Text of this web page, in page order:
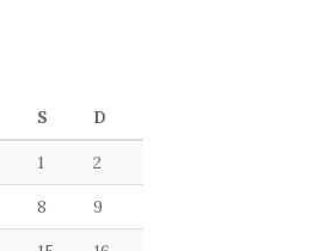
S D
1 2
8 9